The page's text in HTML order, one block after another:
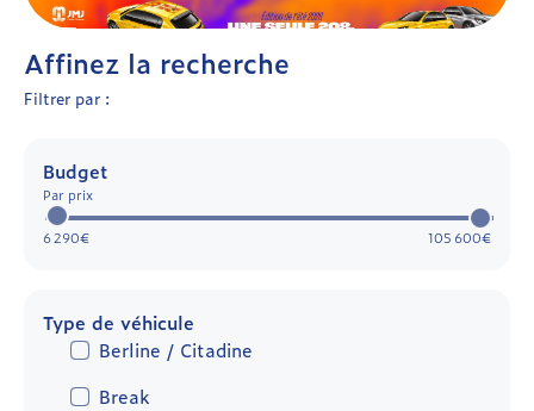
Affinez la recherche
Filtrer par :
Budget
Par prix
6 290€ 105 600€
Type de véhicule
Berline / Citadine
Break